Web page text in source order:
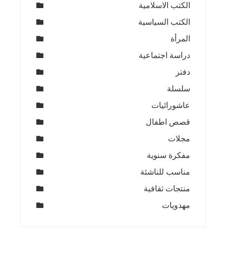
الكتب الاسلامية
الكتب السياسية
المرأة
دراسة اجتماعية
دفتر
سلسلة
عاشورائيات
قصص اطفال
مجلات
مفكرة سنوية
مناسب للناشئة
منتجات ثقافية
مهدويات